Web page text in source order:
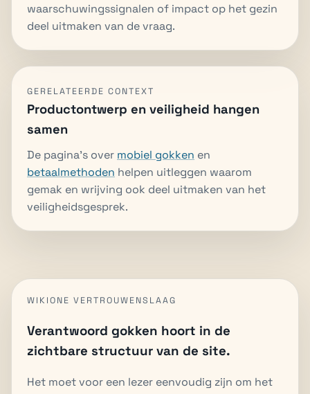
waarschuwingssignalen of impact op het gezin
deel uitmaken van de vraag.
GERELATEERDE CONTEXT
Productontwerp en veiligheid hangen
samen
De pagina's over mobiel gokken en
betaalmethoden helpen uitleggen waarom
gemak en wrijving ook deel uitmaken van het
veiligheidsgesprek.
WIKIONE VERTROUWENSLAAG
Verantwoord gokken hoort in de
zichtbare structuur van de site.
Het moet voor een lezer eenvoudig zijn om het